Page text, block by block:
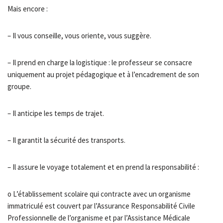
Mais encore :
– Il vous conseille, vous oriente, vous suggère.
– Il prend en charge la logistique : le professeur se consacre
uniquement au projet pédagogique et à l’encadrement de son
groupe.
– Il anticipe les temps de trajet.
– Il garantit la sécurité des transports.
– Il assure le voyage totalement et en prend la responsabilité :
o L’établissement scolaire qui contracte avec un organisme
immatriculé est couvert par l’Assurance Responsabilité Civile
Professionnelle de l’organisme et par l’Assistance Médicale